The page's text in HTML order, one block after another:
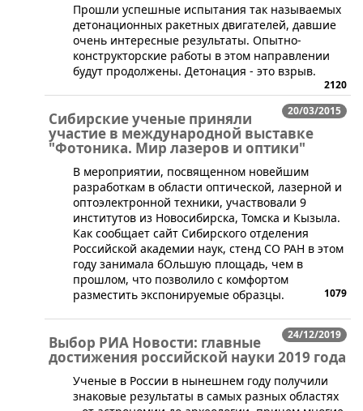
​Прошли успешные испытания так называемых
детонационных ракетных двигателей, давшие
очень интересные результаты. Опытно-
конструкторские работы в этом направлении
будут продолжены. Детонация - это взрыв.
2120
20/03/2015
Сибирские ученые приняли
участие в международной выставке
"Фотоника. Мир лазеров и оптики"
​В мероприятии, посвященном новейшим
разработкам в области оптической, лазерной и
оптоэлектронной техники, участвовали 9
институтов из Новосибирска, Томска и Кызыла.
Как сообщает сайт Сибирского отделения
Российской академии наук, стенд СО РАН в этом
году занимала бОльшую площадь, чем в
прошлом, что позволило с комфортом
разместить экспонируемые образцы.
1079
24/12/2019
Выбор РИА Новости: главные
достижения российской науки 2019 года
​Ученые в России в нынешнем году получили
знаковые результаты в самых разных областях